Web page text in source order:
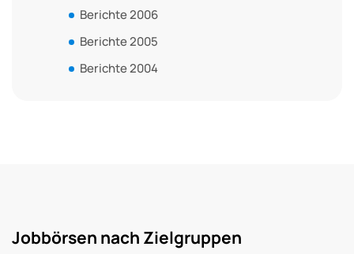
Berichte 2006
Berichte 2005
Berichte 2004
Jobbörsen nach Zielgruppen